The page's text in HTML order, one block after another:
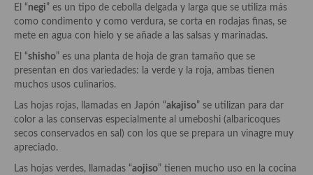
Salsas y mojos
Adobos
Aperitivos
Bebidas
Bocadillos, hamburguesas, sándwich, emparedados, tostas y
demás
El “negi” es un tipo de cebolla delgada y larga que se utiliza más
como condimento y como verdura, se corta en rodajas finas, se
mete en agua con hielo y se añade a las salsas y marinadas.
El “shisho” es una planta de hoja de gran tamaño que se
presentan en dos variedades: la verde y la roja, ambas tienen
muchos usos culinarios.
Las hojas rojas, llamadas en Japón “akajiso” se utilizan para dar
color a las conservas especialmente al umeboshi (albaricoques
secos conservados en sal) con los que se prepara un vinagre muy
apreciado.
Las hojas verdes, llamadas “aojiso” tienen mucho uso en la cocina